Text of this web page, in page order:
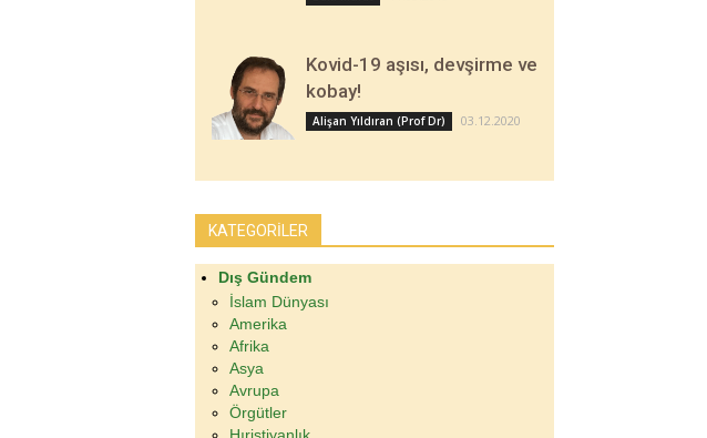
Kovid-19 aşısı, devşirme ve
kobay!
Alişan Yıldıran (Prof Dr) 03.12.2020
KATEGORİLER
Dış Gündem
İslam Dünyası
Amerika
Afrika
Asya
Avrupa
Örgütler